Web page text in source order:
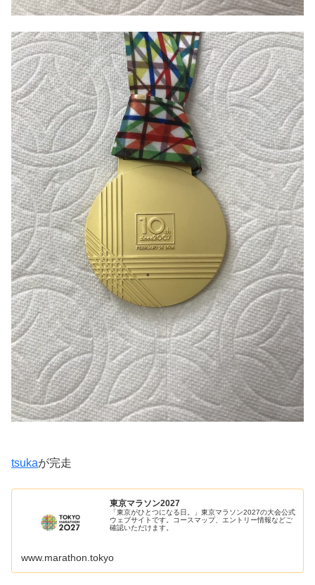
tsukaが完走
東京マラソン2027
「東京がひとつになる日。」東京マラソン2027の大会公式
ウェブサイトです。コースマップ、エントリー情報などご
確認いただけます。
www.marathon.tokyo